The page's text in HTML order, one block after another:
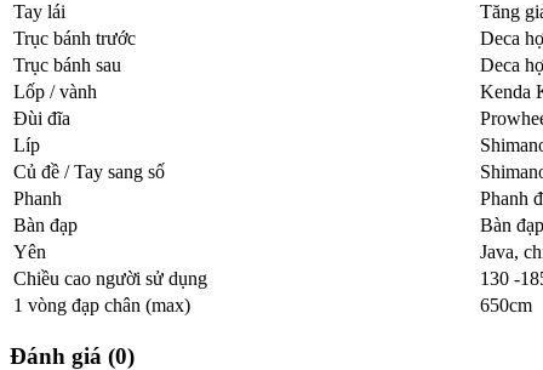
Tay lái
Tăng
Trục bánh trước
Deca
Trục bánh sau
Deca
Lốp / vành
Kenda
Đùi đĩa
Líp
Củ đề / Tay sang số
Phanh
Phanh
Bàn đạp
Bàn
Yên
Java,
Chiều cao người sử dụng
130 -
1 vòng đạp chân (max)
650cm
Đánh giá (0)